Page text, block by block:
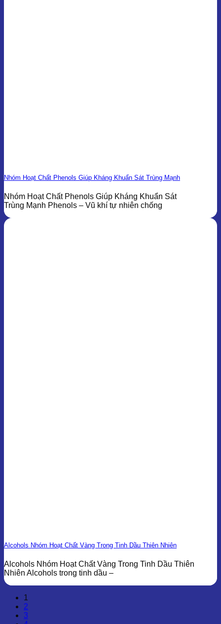
Nhóm Hoạt Chất Phenols Giúp Kháng Khuẩn Sát Trùng Mạnh
Nhóm Hoạt Chất Phenols Giúp Kháng Khuẩn Sát
Trùng Mạnh Phenols – Vũ khí tự nhiên chống
Alcohols Nhóm Hoạt Chất Vàng Trong Tinh Dầu Thiên Nhiên
Alcohols Nhóm Hoạt Chất Vàng Trong Tinh Dầu Thiên
Nhiên Alcohols trong tinh dầu –
1
2
3